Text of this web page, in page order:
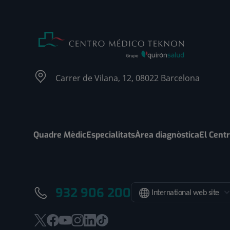
Carrer de Vilana, 12, 08022 Barcelona
Quadre MèdicEspecialitatsÀrea diagnòsticaEl
932 906 200 International web site